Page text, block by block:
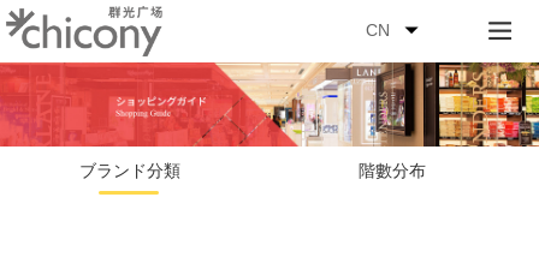
CN
ブランド分類 階數分布